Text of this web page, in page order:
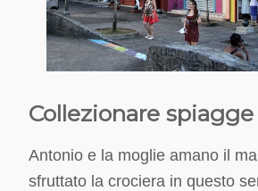
Collezionare spiagge
Antonio e la moglie amano il
sfruttato la crociera in questo